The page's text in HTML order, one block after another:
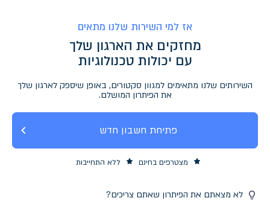
אז למי השירות שלנו מתאים
מחזקים את הארגון שלך
עם יכולות טכנולוגיות
השירותים שלנו מתאימים למגוון סקטורים, באופן שיספק לארגון שלך
את הפיתרון המושלם.
פתיחת חשבון חדש
מצטרפים בחינם ללא התחייבות
לא מצאתם את הפיתרון שאתם צריכים?